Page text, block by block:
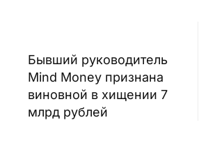
Бывший руководитель
Mind Money признана
виновной в хищении 7
млрд рублей